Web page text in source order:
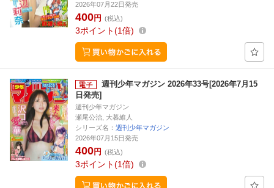
2026年07月22日発売
400円 (税込)
3ポイント 1倍
週刊少年マガジン 2026年33号[2026年7月15
日発売]
週刊少年マガジン
瀬尾公治, 大暮維人
シリーズ名： 週刊少年マガジン
2026年07月15日発売
400円 (税込)
3ポイント 1倍